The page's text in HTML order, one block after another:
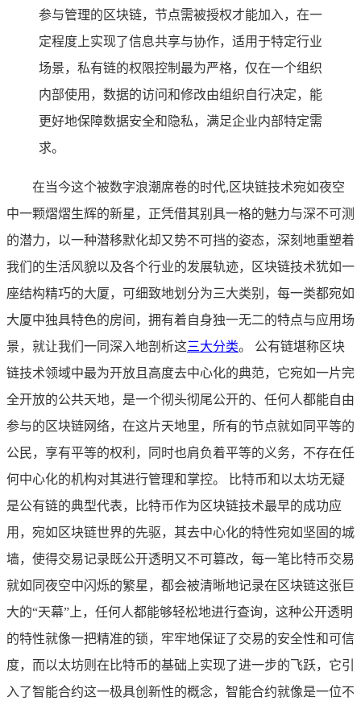
参与管理的区块链，节点需被授权才能加入，在一
定程度上实现了信息共享与协作，适用于特定行业
场景，私有链的权限控制最为严格，仅在一个组织
内部使用，数据的访问和修改由组织自行决定，能
更好地保障数据安全和隐私，满足企业内部特定需
求。
在当今这个被数字浪潮席卷的时代,区块链技术宛如夜空
中一颗熠熠生辉的新星，正凭借其别具一格的魅力与深不可测
的潜力，以一种潜移默化却又势不可挡的姿态，深刻地重塑着
我们的生活风貌以及各个行业的发展轨迹，区块链技术犹如一
座结构精巧的大厦，可细致地划分为三大类别，每一类都宛如
大厦中独具特色的房间，拥有着自身独一无二的特点与应用场
景，就让我们一同深入地剖析这三大分类。 公有链堪称区块
链技术领域中最为开放且高度去中心化的典范，它宛如一片完
全开放的公共天地，是一个彻头彻尾公开的、任何人都能自由
参与的区块链网络，在这片天地里，所有的节点就如同平等的
公民，享有平等的权利，同时也肩负着平等的义务，不存在任
何中心化的机构对其进行管理和掌控。 比特币和以太坊无疑
是公有链的典型代表，比特币作为区块链技术最早的成功应
用，宛如区块链世界的先驱，其去中心化的特性宛如坚固的城
墙，使得交易记录既公开透明又不可篡改，每一笔比特币交易
就如同夜空中闪烁的繁星，都会被清晰地记录在区块链这张巨
大的“天幕”上，任何人都能够轻松地进行查询，这种公开透明
的特性就像一把精准的锁，牢牢地保证了交易的安全性和可信
度，而以太坊则在比特币的基础上实现了进一步的飞跃，它引
入了智能合约这一极具创新性的概念，智能合约就像是一位不